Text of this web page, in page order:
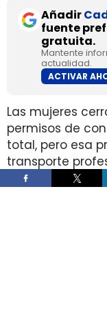
Añadir
fuente
gratuita.
Mantente
actualidad.
ACTIVAR
Las mujeres
permisos de
total, pero esa
transporte
representan el